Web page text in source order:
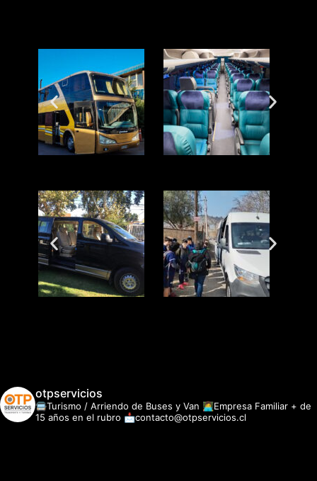
otpservicios
🚍Turismo / Arriendo de Buses y Van 👩‍💻Empresa Familiar + de
15 años en el rubro 📩contacto@otpservicios.cl